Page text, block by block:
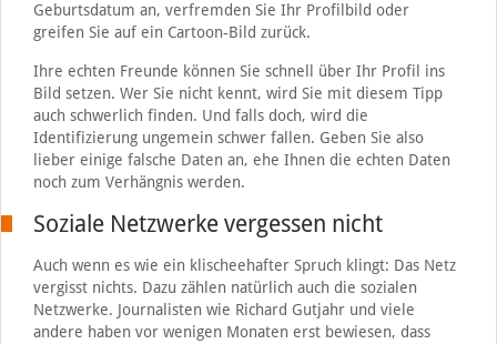
Geburtsdatum an, verfremden Sie Ihr Profilbild oder
greifen Sie auf ein Cartoon-Bild zurück.
Ihre echten Freunde können Sie schnell über Ihr Profil ins
Bild setzen. Wer Sie nicht kennt, wird Sie mit diesem Tipp
auch schwerlich finden. Und falls doch, wird die
Identifizierung ungemein schwer fallen. Geben Sie also
lieber einige falsche Daten an, ehe Ihnen die echten Daten
noch zum Verhängnis werden.
Soziale Netzwerke vergessen nicht
Auch wenn es wie ein klischeehafter Spruch klingt: Das Netz
vergisst nichts. Dazu zählen natürlich auch die sozialen
Netzwerke. Journalisten wie Richard Gutjahr und viele
andere haben vor wenigen Monaten erst bewiesen, dass